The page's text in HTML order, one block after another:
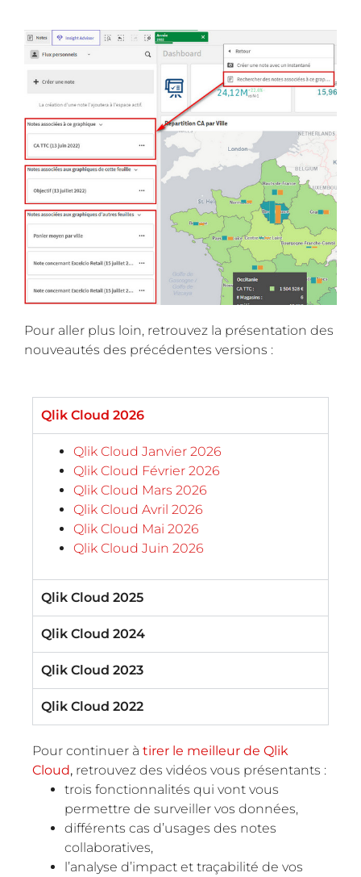
Pour aller plus loin, retrouvez la présentation des
nouveautés des précédentes versions :
Qlik Cloud 2026
Qlik Cloud Janvier 2026
Qlik Cloud Février 2026
Qlik Cloud Mars 2026
Qlik Cloud Avril 2026
Qlik Cloud Mai 2026
Qlik Cloud Juin 2026
Qlik Cloud 2025
Qlik Cloud 2024
Qlik Cloud 2023
Qlik Cloud 2022
Pour continuer à tirer le meilleur de Qlik
Cloud, retrouvez des vidéos vous présentants :
trois fonctionnalités qui vont vous
permettre de surveiller vos données,
différents cas d’usages des notes
collaboratives,
l’analyse d’impact et traçabilité de vos